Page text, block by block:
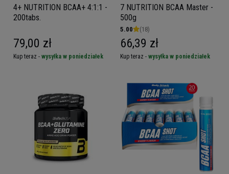
4+ NUTRITION BCAA+ 4:1:1 -
200tabs.
79,00 zł
Kup teraz - wysyłka w poniedziałek
7 NUTRITION BCAA Master -
500g
5.00 (18)
66,39 zł
Kup teraz - wysyłka w poniedziałek